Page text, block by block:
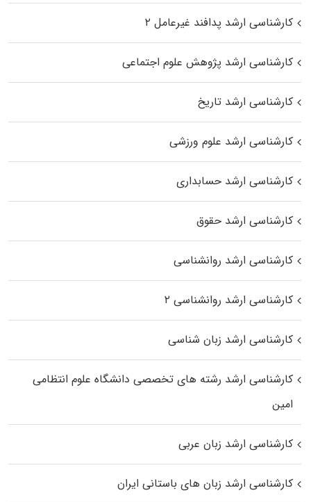
کارشناسی ارشد پدافند غیرعامل ۲
کارشناسی ارشد پژوهش علوم اجتماعی
کارشناسی ارشد تاریخ
کارشناسی ارشد علوم ورزشی
کارشناسی ارشد حسابداری
کارشناسی ارشد حقوق
کارشناسی ارشد روانشناسی
کارشناسی ارشد روانشناسی ۲
کارشناسی ارشد زبان شناسی
کارشناسی ارشد رﺷﺘﻪ ﻫﺎی تخصصی داﻧﺸﮕﺎه ﻋﻠﻮم انتظامی
اﻣﻴﻦ
کارشناسی ارشد زبان عربی
کارشناسی ارشد زبان‌ های باستانی ایران